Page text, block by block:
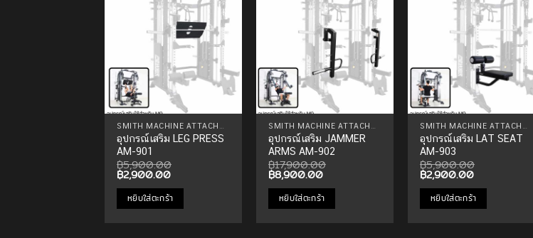
Add to
Wishlist
อุปกรณ์เสริม LEG PRESS
AM-901
฿5,900.00
Original
price
was:
฿5,900.00.
฿2,900.00Current
is:
฿2,900.00.
หยิบใส่ตะกร้า
Add to
Wishlist
อุปกรณ์เสริม JAMMER
ARMS AM-902
฿17,900.00
Original
price
was:
฿17,900.00.
฿8,900.00Current
is:
฿8,900.00.
หยิบใส่ตะกร้า
Add to
Wishlist
อุปกรณ์เสริม LAT SEAT
AM-903
฿5,900.00
Original
price
was:
฿5,900.00.
฿2,900.00Current
is:
฿2,900.00.
หยิบใส่ตะกร้า